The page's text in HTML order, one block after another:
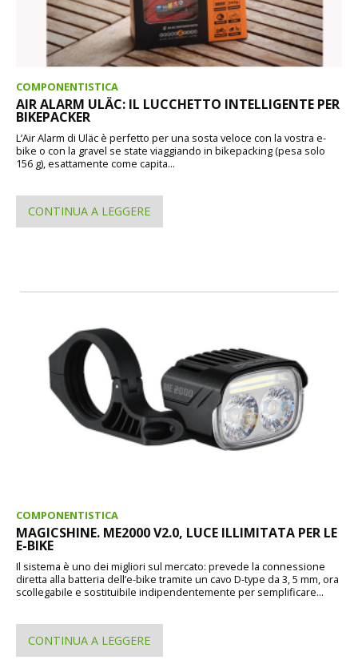
COMPONENTISTICA
AIR ALARM ULÄC: IL LUCCHETTO INTELLIGENTE PER
BIKEPACKER
L’Air Alarm di Uläc è perfetto per una sosta veloce con la vostra e-
bike o con la gravel se state viaggiando in bikepacking (pesa solo
156 g), esattamente come capita...
CONTINUA A LEGGERE
COMPONENTISTICA
MAGICSHINE. ME2000 V2.0, LUCE ILLIMITATA PER LE
E-BIKE
Il sistema è uno dei migliori sul mercato: prevede la connessione
diretta alla batteria dell’e-bike tramite un cavo D-type da 3, 5 mm, ora
scollegabile e sostituibile indipendentemente per semplificare...
CONTINUA A LEGGERE